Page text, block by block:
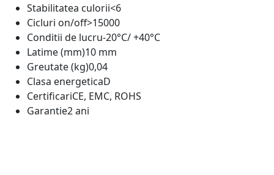
Stabilitatea culorii<6
Cicluri on/off>15000
Conditii de lucru-20°C/ +40°C
Latime (mm)10 mm
Greutate (kg)0,04
Clasa energeticaD
CertificariCE, EMC, ROHS
Garantie2 ani